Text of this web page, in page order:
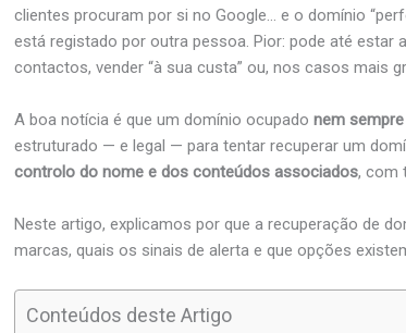
clientes procuram por si no Google… e o domínio
está registado por outra pessoa. Pior: pode até estar
contactos, vender “à sua custa” ou, nos casos mais
A boa notícia é que um domínio ocupadonem
estruturado — e legal — para tentar recuperar um
controlo do nome e dos conteúdos associados, com
Neste artigo, explicamos por que a recuperação de
marcas, quais os sinais de alerta e que opções
Conteúdos deste Artigo